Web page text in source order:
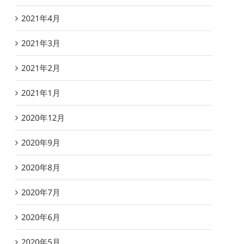
2021年4月
2021年3月
2021年2月
2021年1月
2020年12月
2020年9月
2020年8月
2020年7月
2020年6月